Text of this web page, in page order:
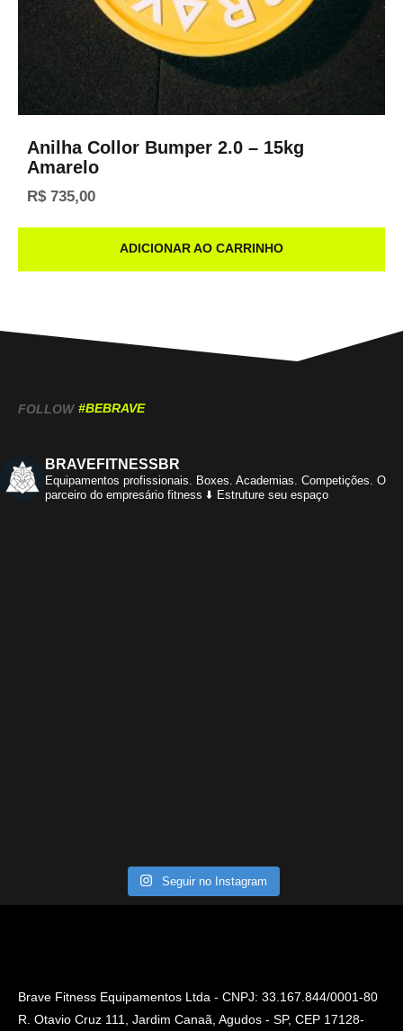
Anilha Collor Bumper 2.0 – 15kg
Amarelo
R$735,00
ADICIONAR AO CARRINHO
FOLLOW #BEBRAVE
BRAVEFITNESSBR
Equipamentos profissionais. Boxes. Academias. Competições. O
parceiro do empresário fitness ⬇️ Estruture seu espaço
Seguir no Instagram
Brave Fitness Equipamentos Ltda - CNPJ: 33.167.844/0001-80
R. Otavio Cruz 111, Jardim Canaã, Agudos - SP, CEP 17128-